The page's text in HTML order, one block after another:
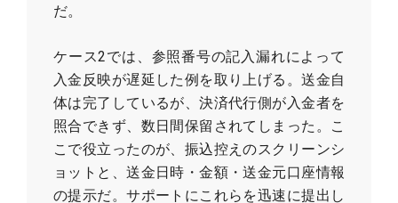
だ。
ケース2では、参照番号の記入漏れによって
入金反映が遅延した例を取り上げる。送金自
体は完了しているが、決済代行側が入金者を
照合できず、数日間保留されてしまった。こ
こで役立ったのが、振込控えのスクリーンシ
ョットと、送金日時・金額・送金元口座情報
の提示だ。サポートにこれらを迅速に提出し